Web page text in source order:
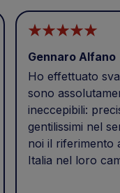
Gennaro Alfano
Ho effettuato
sono
ineccepibili:
gentilissimi nel
noi il riferimento
Italia nel loro